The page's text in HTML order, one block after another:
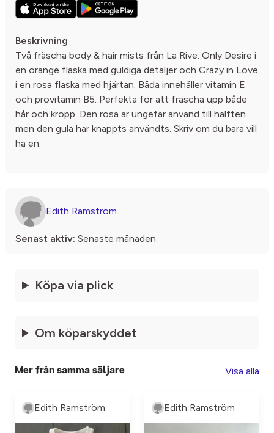
Beskrivning
Två fräscha body & hair mists från La Rive: Only Desire i
en orange flaska med guldiga detaljer och Crazy in Love
i en rosa flaska med hjärtan. Båda innehåller vitamin E
och provitamin B5. Perfekta för att fräscha upp både
hår och kropp. Den rosa är ungefär använd till hälften
men den gula har knappts användts. Skriv om du bara vill
ha en.
Edith Ramström
Senast aktiv: Senaste månaden
Köpa via plick
Om köparskyddet
Mer från samma säljare Visa alla
Edith Ramström Edith Ramström